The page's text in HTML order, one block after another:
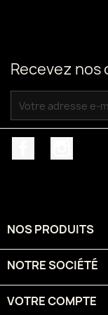
Recevez
NOS PRODUITS
NOTRE SOCIÉTÉ
VOTRE COMPTE